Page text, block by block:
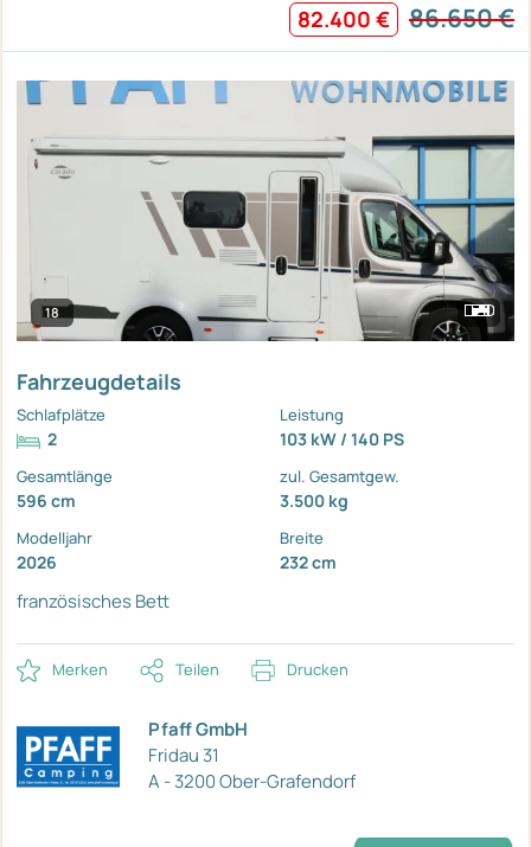
82.400 € 86.650 €
18
Fahrzeugdetails
Schlafplätze
2
Leistung
103 kW / 140 PS
Gesamtlänge
596 cm
zul. Gesamtgew.
3.500 kg
Modelljahr
2026
Breite
232 cm
französisches Bett
Merken Teilen Drucken
Pfaff GmbH
Fridau 31
A - 3200 Ober-Grafendorf